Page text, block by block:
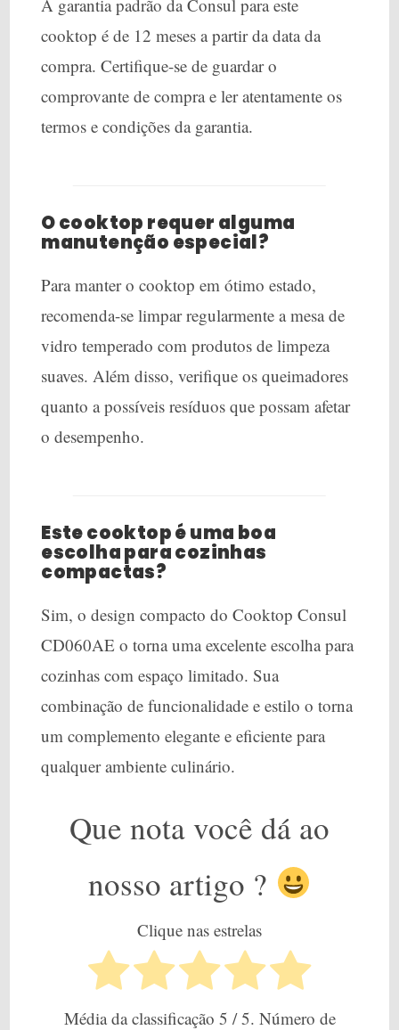
A garantia padrão da Consul para este
cooktop é de 12 meses a partir da data da
compra. Certifique-se de guardar o
comprovante de compra e ler atentamente os
termos e condições da garantia.
O cooktop requer alguma
manutenção especial?
Para manter o cooktop em ótimo estado,
recomenda-se limpar regularmente a mesa de
vidro temperado com produtos de limpeza
suaves. Além disso, verifique os queimadores
quanto a possíveis resíduos que possam afetar
o desempenho.
Este cooktop é uma boa
escolha para cozinhas
compactas?
Sim, o design compacto do Cooktop Consul
CD060AE o torna uma excelente escolha para
cozinhas com espaço limitado. Sua
combinação de funcionalidade e estilo o torna
um complemento elegante e eficiente para
qualquer ambiente culinário.
Que nota você dá ao
nosso artigo ?
Clique nas estrelas
Média da classificação 5 / 5. Número de